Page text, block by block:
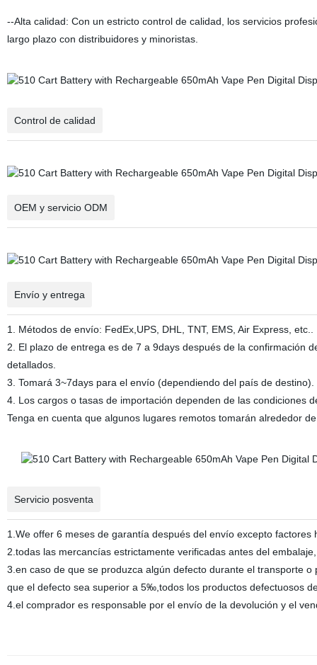
--Alta calidad: Con un estricto control de calidad, los servicios
largo plazo con distribuidores y minoristas.
Control de calidad
OEM y servicio ODM
Envío y entrega
1. Métodos de envío: FedEx,UPS, DHL, TNT, EMS, Air Express, etc..
2. El plazo de entrega es de 7 a 9days después de la confirmación
detallados.
3. Tomará 3~7days para el envío (dependiendo del país de destino).
4. Los cargos o tasas de importación dependen de las condiciones
Tenga en cuenta que algunos lugares remotos tomarán alrededor
Servicio posventa
1.We offer 6 meses de garantía después del envío excepto factores
2.todas las mercancías estrictamente verificadas antes del
3.en caso de que se produzca algún defecto durante el transporte
que el defecto sea superior a 5‰,todos los productos defectuosos
4.el comprador es responsable por el envío de la devolución y el